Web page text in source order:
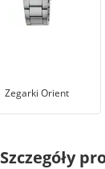
Zegarki Orient
Szczegóły